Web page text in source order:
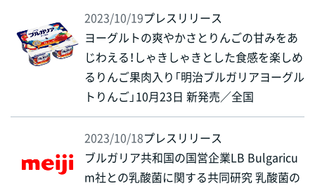
2023/10/19プレスリリース
ヨーグルトの爽やかさとりんごの甘みをあ
じわえる！しゃきしゃきとした食感を楽しめ
るりんご果肉入り「明治ブルガリアヨーグル
トりんご」10月23日 新発売／全国
2023/10/18プレスリリース
ブルガリア共和国の国営企業LB Bulgaricu
m社との乳酸菌に関する共同研究 乳酸菌の